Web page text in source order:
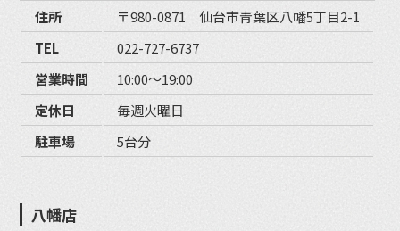
住所
〒980-0871 仙台市青葉区八幡5丁目2-1
TEL
022-727-6737
営業時間
10:00〜19:00
定休日
毎週火曜日
駐車場
5台分
八幡店